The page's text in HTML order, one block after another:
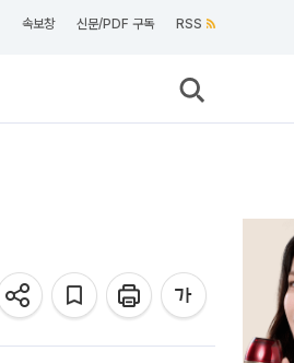
속보창 신문/PDF 구독 RSS